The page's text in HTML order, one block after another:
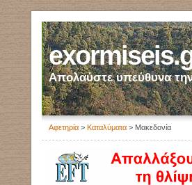
Απολαύστε υπεύθυνα
Αφετηρία > Καταλύματα > Μακεδονία